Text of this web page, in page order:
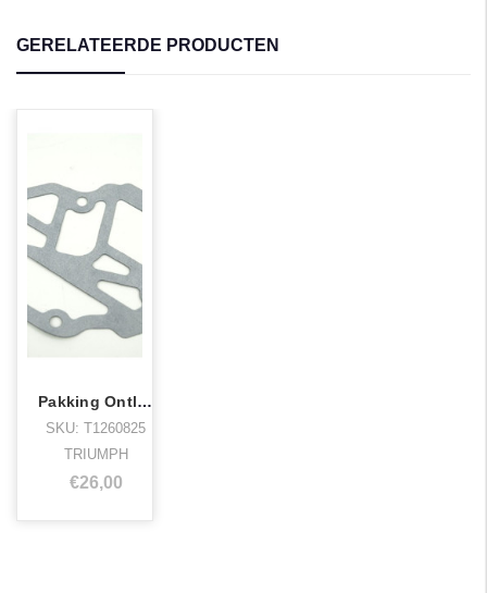
GERELATEERDE PRODUCTEN
Pakking Ontluchtingsdeksel Str Triple
SKU: T1260825
TRIUMPH
€26,00